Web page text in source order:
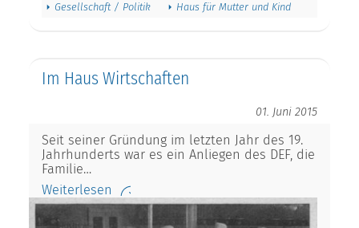
Gesellschaft / Politik Haus für Mutter und Kind
Im Haus Wirtschaften
01. Juni 2015
Seit seiner Gründung im letzten Jahr des 19.
Jahrhunderts war es ein Anliegen des DEF, die
Familie…
Weiterlesen